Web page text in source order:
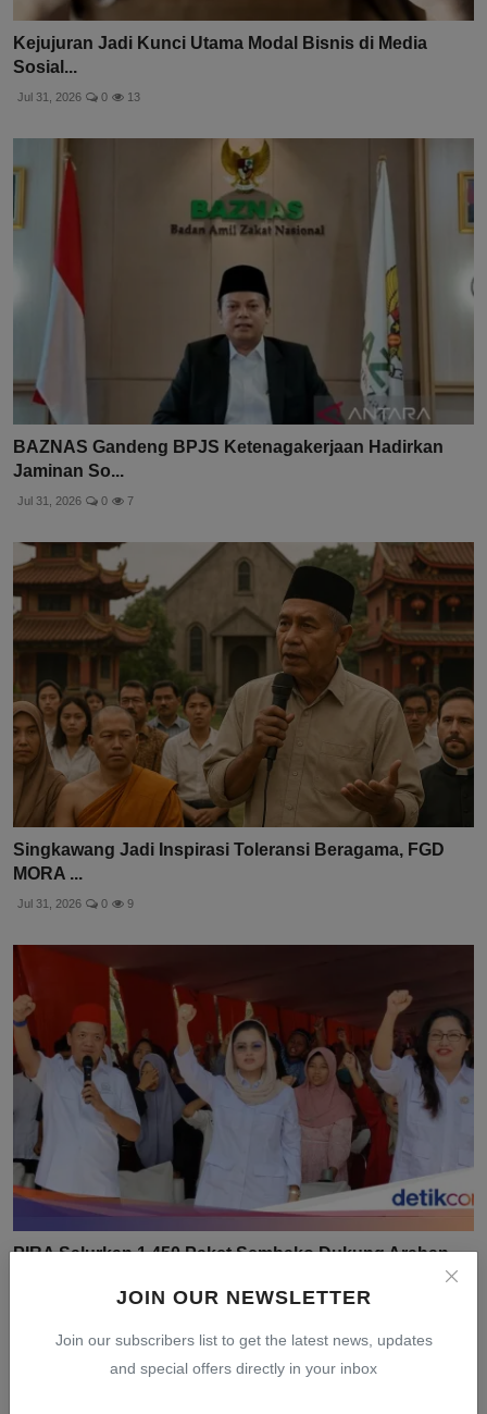
JOIN OUR NEWSLETTER
Join our subscribers list to get the latest news, updates
and special offers directly in your inbox
Kejujuran Jadi Kunci Utama Modal Bisnis di Media
Sosial...
Jul 31, 2026 0 13
BAZNAS Gandeng BPJS Ketenagakerjaan Hadirkan
Jaminan So...
Jul 31, 2026 0 7
Singkawang Jadi Inspirasi Toleransi Beragama, FGD
MORA ...
Jul 31, 2026 0 9
PIRA Salurkan 1.450 Paket Sembako Dukung Arahan
7